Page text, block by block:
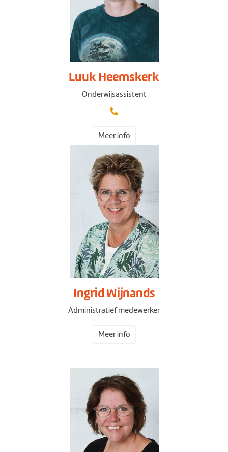
Luuk Heemskerk
Onderwijsassistent
Meer info
Ingrid Wijnands
Administratief medewerker
Meer info